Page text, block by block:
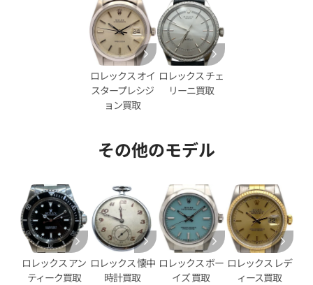
日時点の参考買取価格です
ホワイトシェル文字盤
参考買取価格
2,950,000円
※2026年2月時点の参考買取価
ロレックス オイ
スタープレシジ
ョン買取
ロレックス チェ
リーニ買取
その他のモデル
ロレックス アン
ティーク買取
ロレックス 懐中
時計買取
ロレックス ボー
イズ 買取
ロレックス レデ
ィース買取